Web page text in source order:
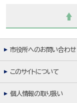
市役所へのお問い合わせ
このサイトについて
個人情報の取り扱い